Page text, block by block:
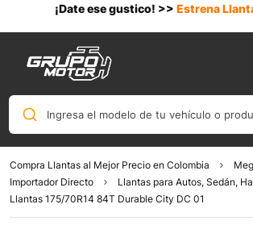
¡Date ese gustico! >> Estrena
Ingresa el modelo de tu vehículo o
Compra Llantas al Mejor Precio en Colombia
Importador Directo
Llantas para Autos, Sedán,
Llantas 175/70R14 84T Durable City DC 01